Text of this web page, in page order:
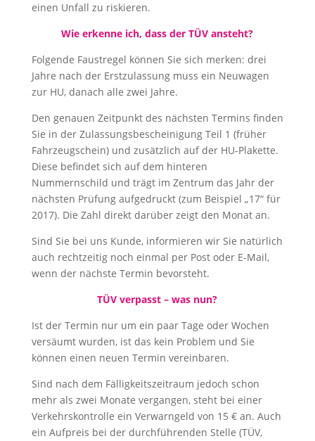
einen Unfall zu riskieren.
Wie erkenne ich, dass der TÜV ansteht?
Folgende Faustregel können Sie sich merken: drei
Jahre nach der Erstzulassung muss ein Neuwagen
zur HU, danach alle zwei Jahre.
Den genauen Zeitpunkt des nächsten Termins finden
Sie in der Zulassungsbescheinigung Teil 1 (früher
Fahrzeugschein) und zusätzlich auf der HU-Plakette.
Diese befindet sich auf dem hinteren
Nummernschild und trägt im Zentrum das Jahr der
nächsten Prüfung aufgedruckt (zum Beispiel „17“ für
2017). Die Zahl direkt darüber zeigt den Monat an.
Sind Sie bei uns Kunde, informieren wir Sie natürlich
auch rechtzeitig noch einmal per Post oder E-Mail,
wenn der nächste Termin bevorsteht.
TÜV verpasst – was nun?
Ist der Termin nur um ein paar Tage oder Wochen
versäumt wurden, ist das kein Problem und Sie
können einen neuen Termin vereinbaren.
Sind nach dem Fälligkeitszeitraum jedoch schon
mehr als zwei Monate vergangen, steht bei einer
Verkehrskontrolle ein Verwarngeld von 15 € an. Auch
ein Aufpreis bei der durchführenden Stelle (TÜV,